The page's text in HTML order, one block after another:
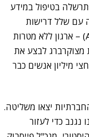
בטיפול במידע
עם שלל דרישות
(Avaaz) – ארגון ללא מטרות
מצוקרברג לבצע את
מיליון אנשים כבר
יצאו משליטה.
מזויפים! מידע של 87 מיליון מאתנו נגנב כדי לעזור